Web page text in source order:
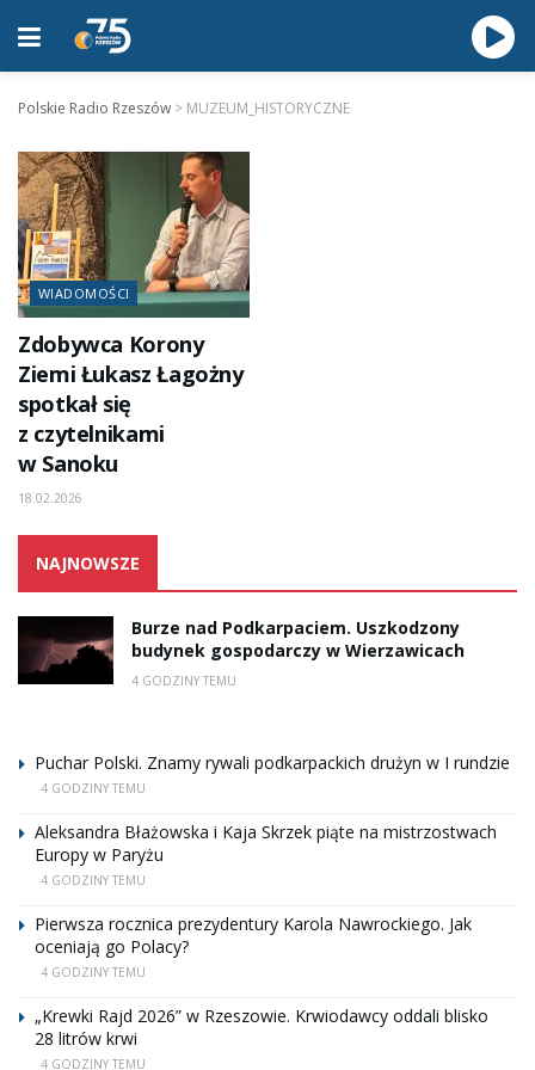
Polskie Radio Rzeszów > MUZEUM_HISTORYCZNE
WIADOMOŚCI
Zdobywca Korony
Ziemi Łukasz Łagożny
spotkał się
z czytelnikami
w Sanoku
18.02.2026
NAJNOWSZE
Burze nad Podkarpaciem. Uszkodzony
budynek gospodarczy w Wierzawicach
4 GODZINY TEMU
Puchar Polski. Znamy rywali podkarpackich drużyn w I rundzie
4 GODZINY TEMU
Aleksandra Błażowska i Kaja Skrzek piąte na mistrzostwach
Europy w Paryżu
4 GODZINY TEMU
Pierwsza rocznica prezydentury Karola Nawrockiego. Jak
oceniają go Polacy?
4 GODZINY TEMU
„Krewki Rajd 2026” w Rzeszowie. Krwiodawcy oddali blisko
28 litrów krwi
4 GODZINY TEMU